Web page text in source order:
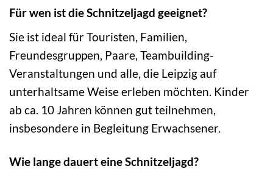
Für wen ist die Schnitzeljagd geeignet?
Sie ist ideal für Touristen, Familien,
Freundesgruppen, Paare, Teambuilding-
Veranstaltungen und alle, die Leipzig auf
unterhaltsame Weise erleben möchten. Kinder
ab ca. 10 Jahren können gut teilnehmen,
insbesondere in Begleitung Erwachsener.
Wie lange dauert eine Schnitzeljagd?